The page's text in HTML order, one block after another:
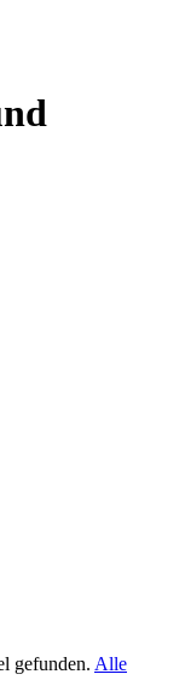
gefunden. Alle